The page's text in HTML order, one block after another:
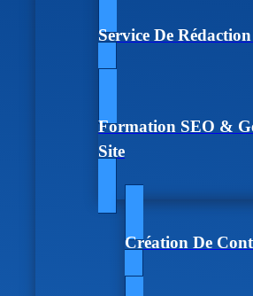
Service De
Formation SEO &
Site
Création De